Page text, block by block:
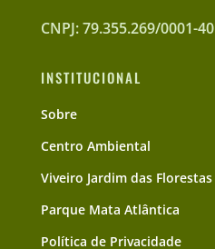
CNPJ: 79.355.269/0001-40
INSTITUCIONAL
Sobre
Centro Ambiental
Viveiro Jardim das Florestas
Parque Mata Atlântica
Política de Privacidade